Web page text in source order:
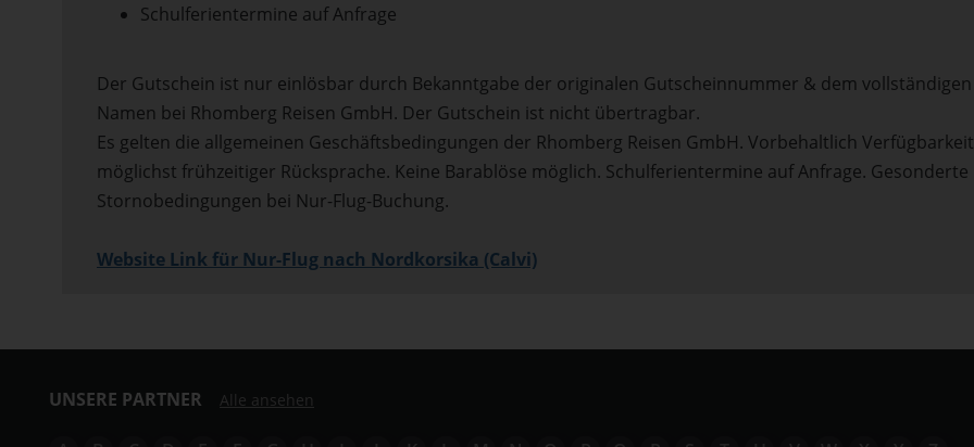
Schulferientermine auf Anfrage
Der Gutschein ist nur einlösbar durch Bekanntgabe der originalen Gutscheinnummer & dem vollständigen
Namen bei Rhomberg Reisen GmbH. Der Gutschein ist nicht übertragbar.
Es gelten die allgemeinen Geschäftsbedingungen der Rhomberg Reisen GmbH. Vorbehaltlich
möglichst frühzeitiger Rücksprache. Keine Barablöse möglich. Schulferientermine auf Anfrage. Gesonderte
Stornobedingungen bei Nur-Flug-Buchung.
Website Link für Nur-Flug nach Nordkorsika (Calvi)
UNSERE PARTNER Alle ansehen